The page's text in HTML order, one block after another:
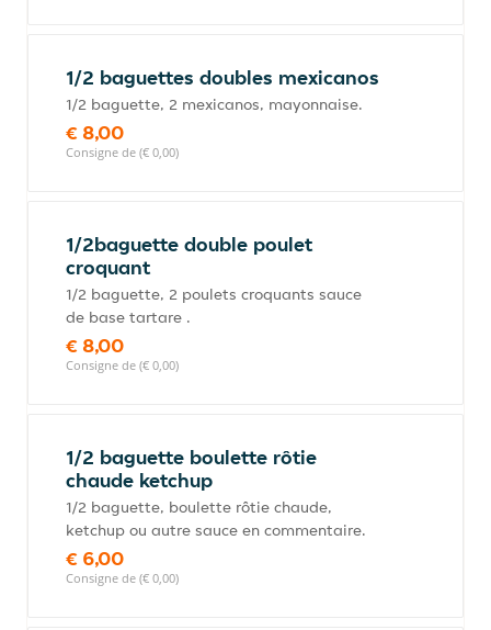
1/2 baguettes doubles mexicanos
1/2 baguette, 2 mexicanos, mayonnaise.
€ 8,00
Consigne de (€ 0,00)
1/2baguette double poulet
croquant
1/2 baguette, 2 poulets croquants sauce
de base tartare .
€ 8,00
Consigne de (€ 0,00)
1/2 baguette boulette rôtie
chaude ketchup
1/2 baguette, boulette rôtie chaude,
ketchup ou autre sauce en commentaire.
€ 6,00
Consigne de (€ 0,00)